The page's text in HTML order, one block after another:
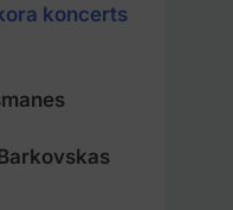
koncerts